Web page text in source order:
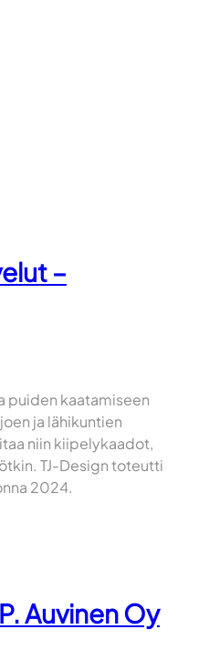
–
puiden kaatamiseen
ja lähikuntien
niin kiipelykaadot,
TJ-Design toteutti
2024.
Auvinen Oy